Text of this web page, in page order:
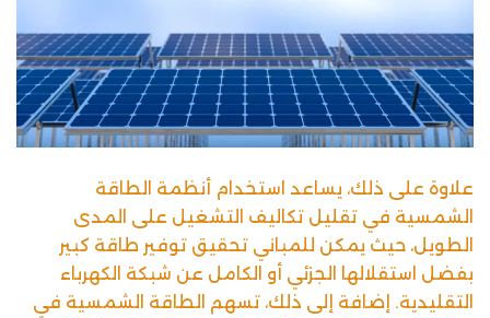
علاوة على ذلك، يساعد استخدام أنظمة الطاقة
الشمسية في تقليل تكاليف التشغيل على المدى
الطويل، حيث يمكن للمباني تحقيق توفير طاقة كبير
بفضل استقلالها الجزئي أو الكامل عن شبكة الكهرباء
التقليدية. إضافة إلى ذلك، تسهم الطاقة الشمسية في